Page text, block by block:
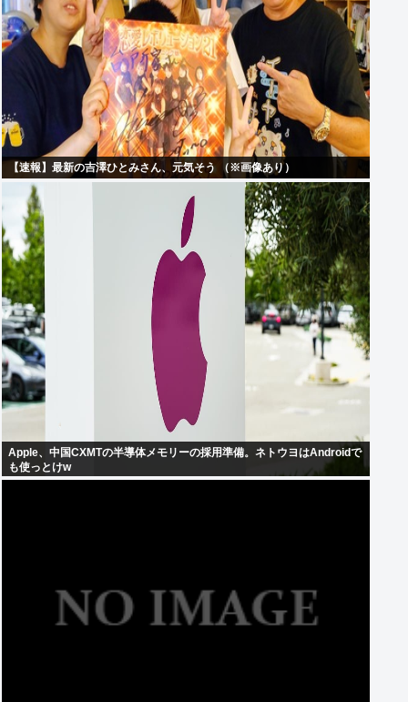
【速報】最新の吉澤ひとみさん、元気そう （※画像あり）
Apple、中国CXMTの半導体メモリーの採用準備。ネトウヨはAndroidで
も使っとけw